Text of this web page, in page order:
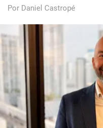
Por Daniel Castropé